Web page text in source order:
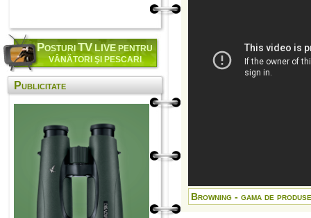
POSTURITVLIVE PENTRU
VÂNĂTORI ŞI PESCARI
Publicitate
Browning - gama de